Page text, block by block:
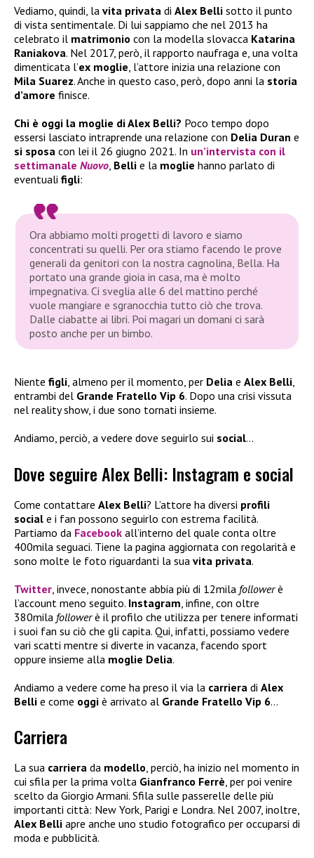
Vediamo, quindi, la vita privata di Alex Belli sotto il punto
di vista sentimentale. Di lui sappiamo che nel 2013 ha
celebrato il matrimonio con la modella slovacca Katarina
Raniakova. Nel 2017, però, il rapporto naufraga e, una volta
dimenticata l’ex moglie, l’attore inizia una relazione con
Mila Suarez. Anche in questo caso, però, dopo anni la storia
d’amore finisce.
Chi è oggi la moglie di Alex Belli? Poco tempo dopo
essersi lasciato intraprende una relazione con Delia Duran e
si sposa con lei il 26 giugno 2021. In un’intervista con il
settimanale Nuovo, Belli e la moglie hanno parlato di
eventuali figli:
Ora abbiamo molti progetti di lavoro e siamo
concentrati su quelli. Per ora stiamo facendo le prove
generali da genitori con la nostra cagnolina, Bella. Ha
portato una grande gioia in casa, ma è molto
impegnativa. Ci sveglia alle 6 del mattino perché
vuole mangiare e sgranocchia tutto ciò che trova.
Dalle ciabatte ai libri. Poi magari un domani ci sarà
posto anche per un bimbo.
Niente figli, almeno per il momento, per Delia e Alex Belli,
entrambi del Grande Fratello Vip 6. Dopo una crisi vissuta
nel reality show, i due sono tornati insieme.
Andiamo, perciò, a vedere dove seguirlo sui social…
Dove seguire Alex Belli: Instagram e social
Come contattare Alex Belli? L’attore ha diversi profili
social e i fan possono seguirlo con estrema facilità.
Partiamo da Facebook all’interno del quale conta oltre
400mila seguaci. Tiene la pagina aggiornata con regolarità e
sono molte le foto riguardanti la sua vita privata.
Twitter , invece, nonostante abbia più di 12mila followerè
l’account meno seguito. Instagram , infine, con oltre
380mila followerè il profilo che utilizza per tenere informati
i suoi fan su ciò che gli capita. Qui, infatti, possiamo vedere
vari scatti mentre si diverte in vacanza, facendo sport
oppure insieme alla moglie Delia.
Andiamo a vedere come ha preso il via la carriera di Alex
Belli e come oggi è arrivato al Grande Fratello Vip 6…
Carriera
La sua carriera da modello, perciò, ha inizio nel momento in
cui sfila per la prima volta Gianfranco Ferrè, per poi venire
scelto da Giorgio Armani. Sfila sulle passerelle delle più
importanti città: New York, Parigi e Londra. Nel 2007, inoltre,
Alex Belli apre anche uno studio fotografico per occuparsi di
moda e pubblicità.